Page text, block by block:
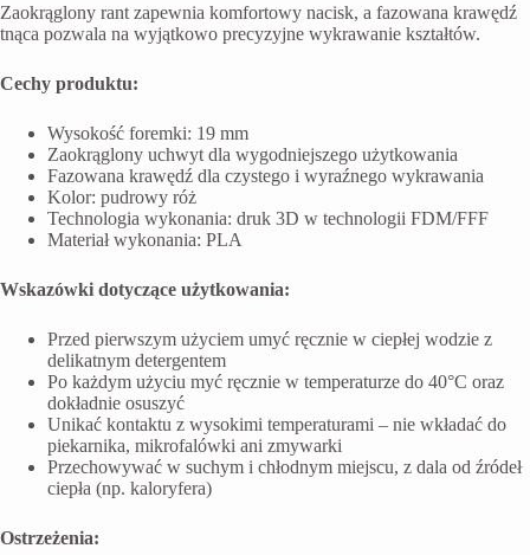
Zaokrąglony rant zapewnia komfortowy nacisk, a fazowana krawędź
tnąca pozwala na wyjątkowo precyzyjne wykrawanie kształtów.
Cechy produktu:
Wysokość foremki: 19 mm
Zaokrąglony uchwyt dla wygodniejszego użytkowania
Fazowana krawędź dla czystego i wyraźnego wykrawania
Kolor: pudrowy róż
Technologia wykonania: druk 3D w technologii FDM/FFF
Materiał wykonania: PLA
Wskazówki dotyczące użytkowania:
Przed pierwszym użyciem umyć ręcznie w ciepłej wodzie z
delikatnym detergentem
Po każdym użyciu myć ręcznie w temperaturze do 40°C oraz
dokładnie osuszyć
Unikać kontaktu z wysokimi temperaturami – nie wkładać do
piekarnika, mikrofalówki ani zmywarki
Przechowywać w suchym i chłodnym miejscu, z dala od źródeł
ciepła (np. kaloryfera)
Ostrzeżenia: